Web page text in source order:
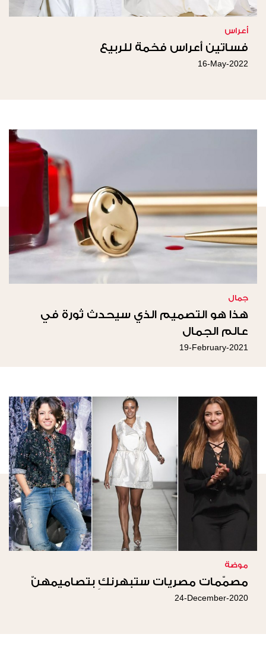
أعراس
فساتين أعراس فخمة للربيع
16-May-2022
جمال
هذا هو التصميم الذي سيحدث ثورة في
عالم الجمال
19-February-2021
موضة
مصمّمات مصريات ستبهرنكِ بتصاميمهنّ
24-December-2020